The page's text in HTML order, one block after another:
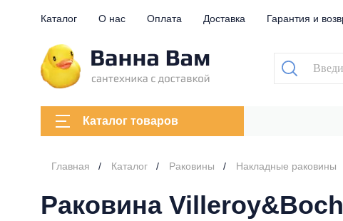
Каталог О нас Оплата Доставка Гарантия и
Каталог товаров
Главная Каталог Раковины Накладные раковины
Раковина